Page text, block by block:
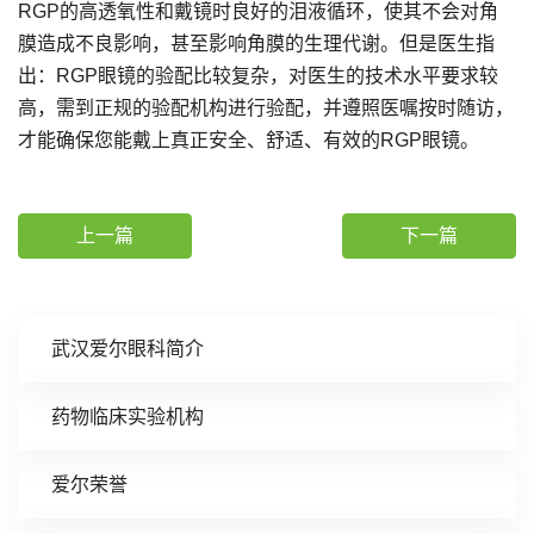
武汉爱尔眼科简介
药物临床实验机构
爱尔荣誉
RGP的高透氧性和戴镜时良好的泪液循环，使其不会对角
膜造成不良影响，甚至影响角膜的生理代谢。但是医生指
出：RGP眼镜的验配比较复杂，对医生的技术水平要求较
高，需到正规的验配机构进行验配，并遵照医嘱按时随访，
才能确保您能戴上真正安全、舒适、有效的RGP眼镜。
上一篇 下一篇